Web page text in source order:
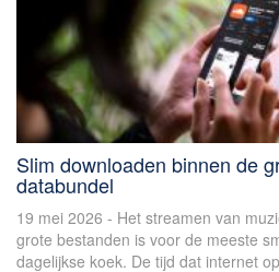
Slim downloaden binnen de
databundel
19 mei 2026 - Het streamen van
grote bestanden is voor de meeste
dagelijkse koek. De tijd dat internet